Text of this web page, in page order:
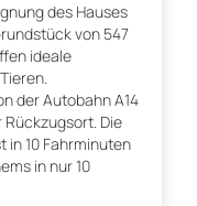
des Hauses
von 547
ideale
der Autobahn A14
Die
in 10 Fahrminuten
in nur 10